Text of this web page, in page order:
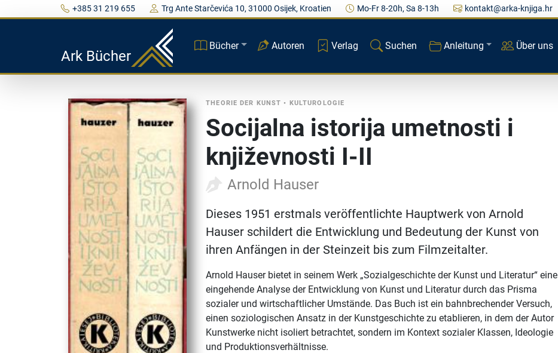
+385 31 219 655 Trg Ante Starčevića 10, 31000 Osijek, Kroatien Mo-Fr 8-20h, Sa 8-13h kontakt@arka-knjiga.hr
Ark Bücher
Bücher Autoren Verlag Suchen Anleitung Über uns
THEORIE DER KUNST • KULTUROLOGIE
Socijalna istorija umetnosti i
književnosti I-II
Arnold Hauser
Dieses 1951 erstmals veröffentlichte Hauptwerk von Arnold
Hauser schildert die Entwicklung und Bedeutung der Kunst von
ihren Anfängen in der Steinzeit bis zum Filmzeitalter.
Arnold Hauser bietet in seinem Werk „Sozialgeschichte der Kunst und Literatur“ eine
eingehende Analyse der Entwicklung von Kunst und Literatur durch das Prisma
sozialer und wirtschaftlicher Umstände. Das Buch ist ein bahnbrechender Versuch,
einen soziologischen Ansatz in der Kunstgeschichte zu etablieren, in dem der Autor
Kunstwerke nicht isoliert betrachtet, sondern im Kontext sozialer Klassen, Ideologie
und Produktionsverhältnisse.